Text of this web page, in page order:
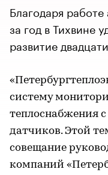
Благодаря
за год в Тихвине
развитие
систему
теплоснабжения
датчиков. Этой
совещание
компаний